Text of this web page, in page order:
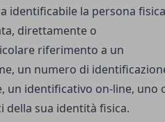
identificabile la persona fisica
direttamente o
riferimento a un
un numero di
un identificativo on-line, uno
sua identità fisica.